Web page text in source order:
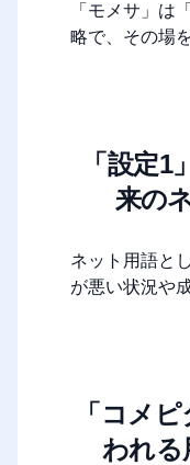
「モメサ」は
略で、その場
「設定
来の
ネット用語と
が悪い状況や
「コメ
われる